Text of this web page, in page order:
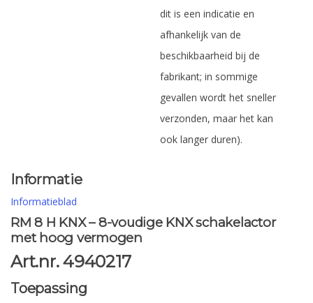
dit is een indicatie en
afhankelijk van de
beschikbaarheid bij de
fabrikant; in sommige
gevallen wordt het sneller
verzonden, maar het kan
ook langer duren).
Informatie
Informatieblad
RM 8 H KNX – 8-voudige KNX schakelactor
met hoog vermogen
Art.nr. 4940217
Toepassing